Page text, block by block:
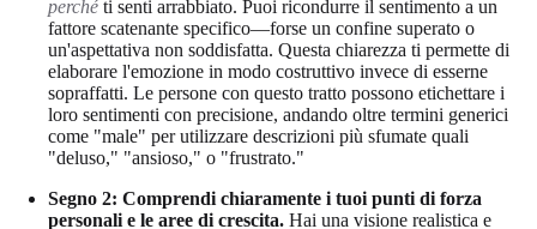
perché ti senti arrabbiato. Puoi ricondurre il sentimento a un
fattore scatenante specifico—forse un confine superato o
un'aspettativa non soddisfatta. Questa chiarezza ti permette di
elaborare l'emozione in modo costruttivo invece di esserne
sopraffatti. Le persone con questo tratto possono etichettare i
loro sentimenti con precisione, andando oltre termini generici
come "male" per utilizzare descrizioni più sfumate quali
"deluso," "ansioso," o "frustrato."
Segno 2: Comprendi chiaramente i tuoi punti di forza
personali e le aree di crescita. Hai una visione realistica e